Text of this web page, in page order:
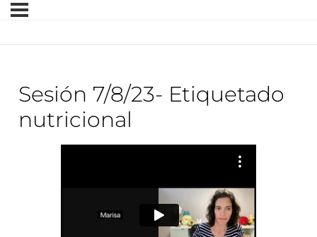
Sesión 7/8/23- Etiquetado
nutricional